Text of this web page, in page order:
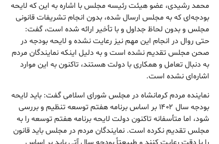
محمد رشیدی، عضو هیئت رئیسه مجلس با اشاره به این که لایحه
بودجه‌ای که به مجلس ارسال شده، بدون انجام تشریفات قانونی
مجلس و بدون لحاظ جداول و با تأخیر ارائه شده است، گفت:
حتی روال در انجام این مهم نیز رعایت نشده و لایحه بودجه در
صحن مجلس تقدیم نشده است و به دلیل اینکه نمایندگان مردم
به دنبال تعامل و همکاری با دولت هستند، تاکنون به این موارد
اشاره‌ای نشده است.
نماینده مردم کرمانشاه در مجلس شورای اسلامی گفت: باید لایحه
بودجه سال ۱۴۰۲ بر اساس برنامه هفتم توسعه تنظیم و بررسی
شود، اما متأسفانه تاکنون دولت لایحه برنامه هفتم توسعه را به
مجلس تقدیم نکرده است. نمایندگان مردم در مجلس باید قانون